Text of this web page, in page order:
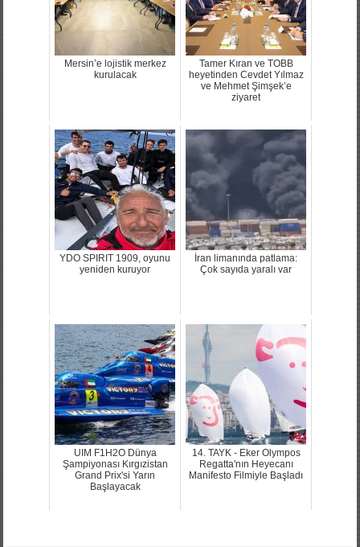
Mersin’e lojistik merkez
kurulacak
Tamer Kıran ve TOBB
heyetinden Cevdet Yılmaz
ve Mehmet Şimşek’e
ziyaret
YDO SPIRIT 1909, oyunu
yeniden kuruyor
İran limanında patlama:
Çok sayıda yaralı var
UIM F1H2O Dünya
Şampiyonası Kırgızistan
Grand Prix'si Yarın
Başlayacak
14. TAYK - Eker Olympos
Regatta'nın Heyecanı
Manifesto Filmiyle Başladı